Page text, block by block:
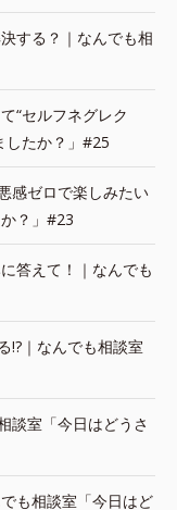
する？｜なんでも相
“セルフネグレク
したか？」#25
感ゼロで楽しみたい
？」#23
答えて！｜なんでも
!?｜なんでも相談室
談室「今日はどうさ
も相談室「今日はど